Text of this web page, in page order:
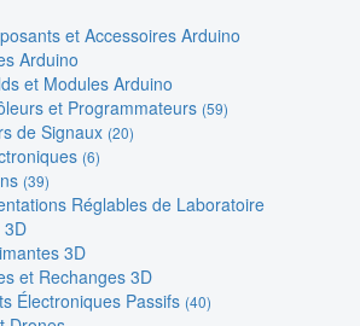
et Accessoires Arduino
Arduino
et Modules Arduino
et Programmateurs (59)
de Signaux (20)
(6)
(39)
Réglables de Laboratoire
3D
3D
et Rechanges 3D
Électroniques Passifs (40)